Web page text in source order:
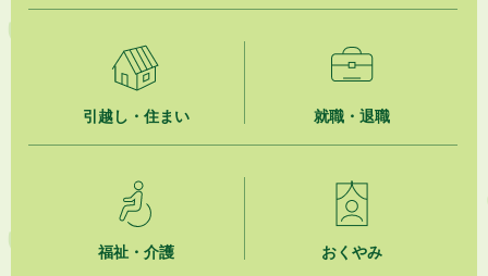
市民の勇気ある応急手当に感謝状を贈呈しました
夏季休暇期間 開業医等診療予定
2026年8月3日
「水道カルテ」の公表について
引越し・住まい 就職・退職
福祉・介護 おくやみ